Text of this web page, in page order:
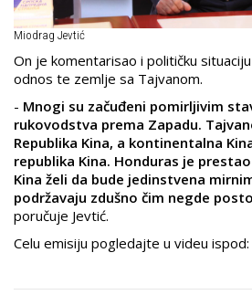
Miodrag Jevtić
On je komentarisao i političku
odnos te zemlje sa Tajvanom.
- Mnogi su začuđeni pomirljivim
rukovodstva prema Zapadu.
Republika Kina, a kontinentalna
republika Kina. Honduras je
Kina želi da bude jedinstvena
podržavaju zdušno čim negde
poručuje Jevtić.
Celu emisiju pogledajte u videu ispod: